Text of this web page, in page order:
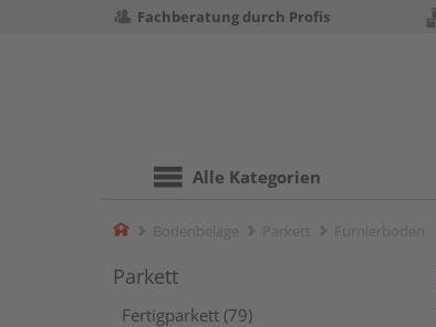
Fachberatung durch Profis
Alle Kategorien
Home
Parkett
Fertigparkett (79)